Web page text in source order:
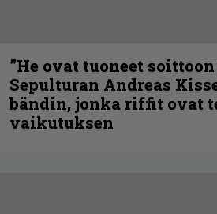
”He ovat tuoneet
Sepulturan Andreas
bändin, jonka riffit ovat
vaikutuksen